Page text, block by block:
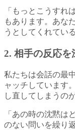
「もっとこうすれ
もあります。あな
うとしてくれてい
2. 相手の反応を
私たちは会話の最
ャッチしています
し直してしまうの
「あの時の沈黙は
のない問いを繰り